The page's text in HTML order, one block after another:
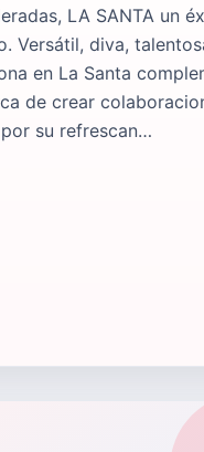
LA SANTA un
Versátil, diva,
en La Santa
de crear
su refrescan…